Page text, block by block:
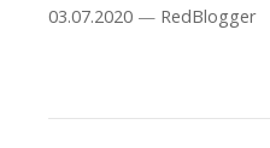
03.07.2020 — RedBlogger